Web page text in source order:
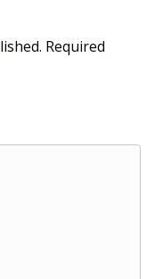
Required